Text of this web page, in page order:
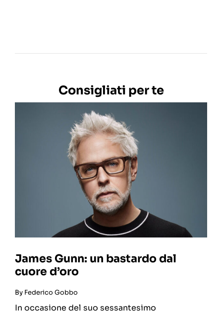
Consigliati per te
James Gunn: un bastardo dal
cuore d’oro
By Federico Gobbo
In occasione del suo sessantesimo